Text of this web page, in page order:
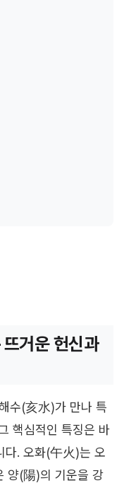
거운 헌신과
수(亥水)가 만나 특
핵심적인 특징은 바
다. 오화(午火)는 오
양(陽)의 기운을 강